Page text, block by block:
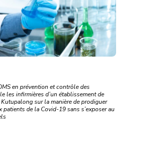
en prévention et contrôle des
les infirmières d’un établissement de
sur la manière de prodiguer
patients de la Covid-19 sans s’exposer au